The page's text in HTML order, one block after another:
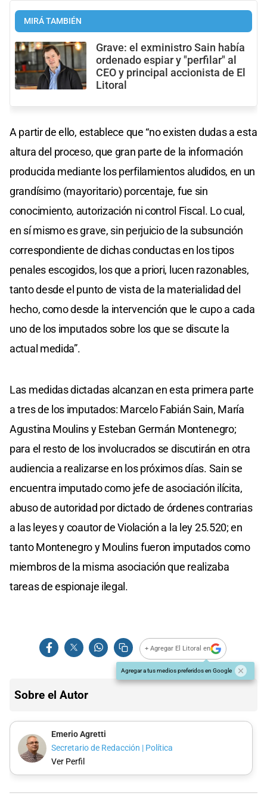
MIRÁ TAMBIÉN
Grave: el exministro Sain había
ordenado espiar y "perfilar" al
CEO y principal accionista de El
Litoral
A partir de ello, establece que “no existen dudas a esta
altura del proceso, que gran parte de la información
producida mediante los perfilamientos aludidos, en un
grandísimo (mayoritario) porcentaje, fue sin
conocimiento, autorización ni control Fiscal. Lo cual,
en sí mismo es grave, sin perjuicio de la subsunción
correspondiente de dichas conductas en los tipos
penales escogidos, los que a priori, lucen razonables,
tanto desde el punto de vista de la materialidad del
hecho, como desde la intervención que le cupo a cada
uno de los imputados sobre los que se discute la
actual medida”.
Las medidas dictadas alcanzan en esta primera parte
a tres de los imputados: Marcelo Fabián Sain, María
Agustina Moulins y Esteban Germán Montenegro;
para el resto de los involucrados se discutirán en otra
audiencia a realizarse en los próximos días. Sain se
encuentra imputado como jefe de asociación ilícita,
abuso de autoridad por dictado de órdenes contrarias
a las leyes y coautor de Violación a la ley 25.520; en
tanto Montenegro y Moulins fueron imputados como
miembros de la misma asociación que realizaba
tareas de espionaje ilegal.
+ Agregar El Litoral en
Agregar a tus medios preferidos en Google
Sobre el Autor
Emerio Agretti
Secretario de Redacción | Política
Ver Perfil